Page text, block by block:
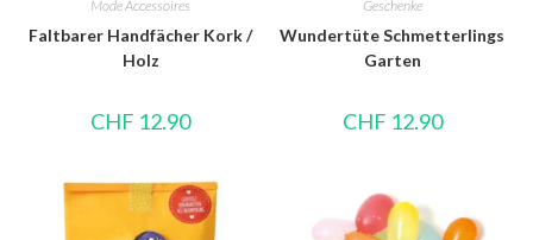
Mode Accessoires
Faltbarer Handfächer Kork /
Holz
CHF 12.90
Geschenke
Wundertüte Schmetterlings
Garten
CHF 12.90